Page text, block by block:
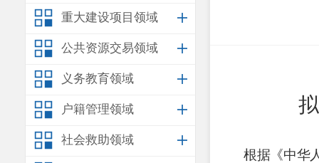
重大建设项目领域
公共资源交易领域
义务教育领域
户籍管理领域
社会救助领域
拟
根据《中华